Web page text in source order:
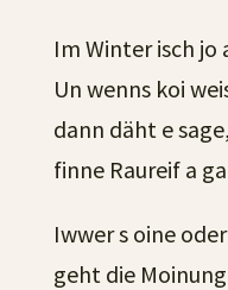
Im Winter isch jo
Un wenns koi
dann däht e
finne Raureif a
Iwwer s oine
geht die